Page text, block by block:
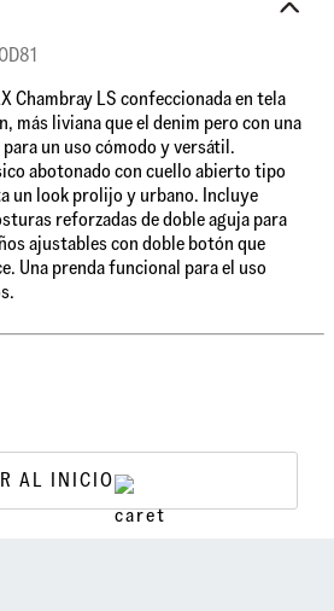
Chambray LS confeccionada en tela
más liviana que el denim pero con una
un uso cómodo y versátil.
abotonado con cuello abierto tipo
un look prolijo y urbano. Incluye
reforzadas de doble aguja para
ajustables con doble botón que
Una prenda funcional para el uso
AL INICIO